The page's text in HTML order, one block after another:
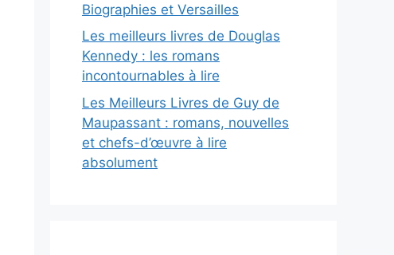
Biographies et Versailles
Les meilleurs livres de Douglas
Kennedy : les romans
incontournables à lire
Les Meilleurs Livres de Guy de
Maupassant : romans, nouvelles
et chefs-d’œuvre à lire
absolument